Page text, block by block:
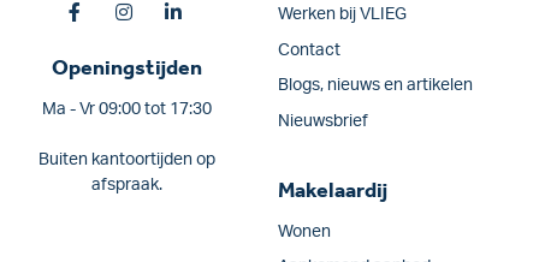
Openingstijden
Ma - Vr 09:00 tot 17:30
Buiten kantoortijden op
afspraak.
Werken bij VLIEG
Contact
Blogs, nieuws en artikelen
Nieuwsbrief
Makelaardij
Wonen